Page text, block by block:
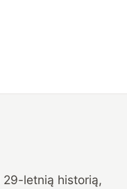
29-letnią historią,